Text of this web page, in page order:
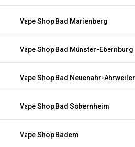
Vape Shop Bad Marienberg
Vape Shop Bad Münster-Ebernburg
Vape Shop Bad Neuenahr-Ahrweiler
Vape Shop Bad Sobernheim
Vape Shop Badem